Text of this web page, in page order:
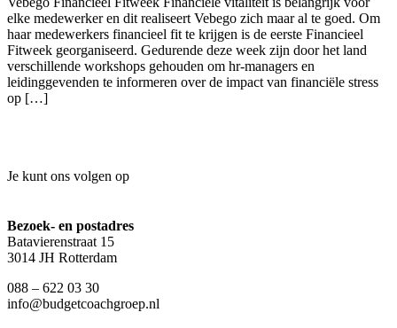
elke medewerker en dit realiseert Vebego zich maar al te goed. Om
haar medewerkers financieel fit te krijgen is de eerste Financieel
Fitweek georganiseerd. Gedurende deze week zijn door het land
verschillende workshops gehouden om hr-managers en
leidinggevenden te informeren over de impact van financiële stress
op […]
Je kunt ons volgen op
Bezoek- en postadres
Batavierenstraat 15
3014 JH Rotterdam
088 – 622 03 30
info@budgetcoachgroep.nl